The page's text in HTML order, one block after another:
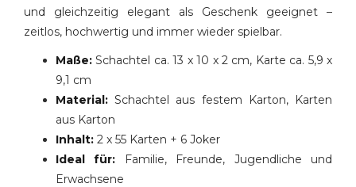
und gleichzeitig elegant als Geschenk geeignet –
zeitlos, hochwertig und immer wieder spielbar.
Maße: Schachtel ca. 13 x 10 x 2 cm, Karte ca. 5,9 x
9,1 cm
Material: Schachtel aus festem Karton, Karten
aus Karton
Inhalt: 2 x 55 Karten + 6 Joker
Ideal für: Familie, Freunde, Jugendliche und
Erwachsene